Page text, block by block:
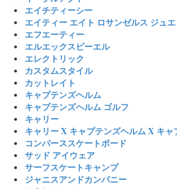
エイチティーシー
エイティー エイト ロサンゼルス ジュ
エフエーティー
エルエックスピーエル
エレクトリック
カスタムスタイル
カットレイト
キャプテンズヘルム
キャプテンズヘルム ゴルフ
キャリー
キャリー X キャプテンズヘルム X キャ
コンバーススケートボード
サッド アイウェア
サーフスケートキャンプ
ジャニスアンドカンパニー